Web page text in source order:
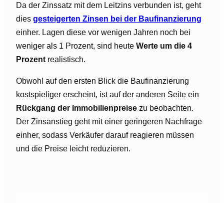
Da der Zinssatz mit dem Leitzins verbunden ist, geht
dies gesteigerten Zinsen bei der Baufinanzierung
einher. Lagen diese vor wenigen Jahren noch bei
weniger als 1 Prozent, sind heute Werte um die 4
Prozent realistisch.
Obwohl auf den ersten Blick die Baufinanzierung
kostspieliger erscheint, ist auf der anderen Seite ein
Rückgang der Immobilienpreise zu beobachten.
Der Zinsanstieg geht mit einer geringeren Nachfrage
einher, sodass Verkäufer darauf reagieren müssen
und die Preise leicht reduzieren.